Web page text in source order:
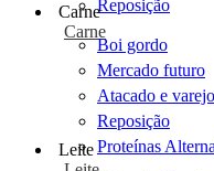
Reposição
Carne
Carne
Boi gordo
Mercado futuro
Atacado e varejo
Reposição
Proteínas
Leite